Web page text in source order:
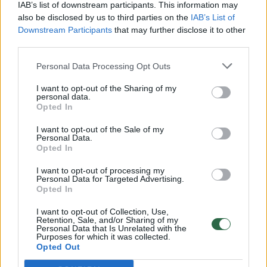
IAB’s list of downstream participants. This information may
also be disclosed by us to third parties on the IAB’s List of
Downstream Participants that may further disclose it to other
Personal Data Processing Opt Outs
I want to opt-out of the Sharing of my
personal data.
Opted In
I want to opt-out of the Sale of my
Personal Data.
Opted In
I want to opt-out of processing my
Personal Data for Targeted Advertising.
Opted In
I want to opt-out of Collection, Use,
Retention, Sale, and/or Sharing of my
Personal Data that Is Unrelated with the
Purposes for which it was collected.
Opted Out
vaikus: jiems kilusi grėsmė
Žinios | Lietuvos diena
vaiko gyvybių išgelbėti nepavyko
Žinios | Lietuvos diena
Nufilmavo, kaip patvino Vilniaus Vakarinis aplinkkelis:
vaizdas pribloškia
Žinios | Lietuvos diena
00:02:01
„Pagarba pirmajai premjerei“: pasidalijo jautriais
prisiminimais apie Kazimierą Prunskienę
Žinios | Lietuvos diena